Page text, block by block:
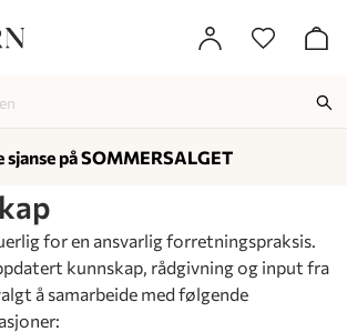
for en ansvarlig forretningspraksis.
kunnskap, rådgivning og input fra
å samarbeide med følgende
sjanse på SOMMERSALGET
-
-
-